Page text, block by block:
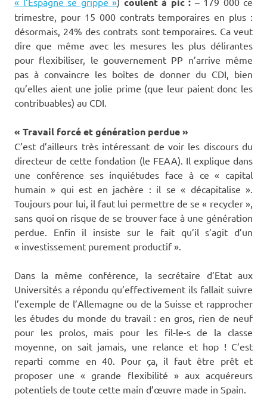
trimestre, pour 15 000 contrats temporaires en plus :
désormais, 24% des contrats sont temporaires. Ca veut
dire que même avec les mesures les plus délirantes
pour flexibiliser, le gouvernement PP n’arrive même
pas à convaincre les boîtes de donner du CDI, bien
qu’elles aient une jolie prime (que leur paient donc les
contribuables) au CDI.
« Travail forcé et génération perdue »
C’est d’ailleurs très intéressant de voir les discours du
directeur de cette fondation (le FEAA). Il explique dans
une conférence ses inquiétudes face à ce « capital
humain » qui est en jachère : il se « décapitalise ».
Toujours pour lui, il faut lui permettre de se « recycler »,
sans quoi on risque de se trouver face à une génération
perdue. Enfin il insiste sur le fait qu’il s’agit d’un
« investissement purement productif ».
Dans la même conférence, la secrétaire d’Etat aux
Universités a répondu qu’effectivement ils fallait suivre
l’exemple de l’Allemagne ou de la Suisse et rapprocher
les études du monde du travail : en gros, rien de neuf
pour les prolos, mais pour les fil-le-s de la classe
moyenne, on sait jamais, une relance et hop ! C’est
reparti comme en 40. Pour ça, il faut être prêt et
proposer une « grande flexibilité » aux acquéreurs
potentiels de toute cette main d’œuvre made in Spain.